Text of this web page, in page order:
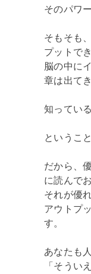
そのパワ
そもそも
プットで
脳の中に
章は出て
知ってい
というこ
だから、
に読んで
それが優
アウトプ
す。
あなたも
「そうい